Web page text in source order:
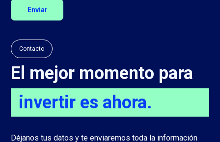
Contacto
El mejor momento para
invertir es ahora.
Déjanos tus datos y te enviaremos toda la información